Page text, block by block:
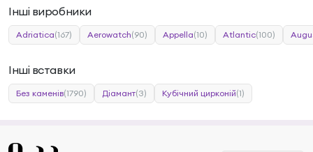
Інші виробники
Adriatica(167) Aerowatch(90) Appella(10) Atlantic(100)
Інші вставки
Без каменів(1790) Діамант(3) Кубічний цирконій(1)